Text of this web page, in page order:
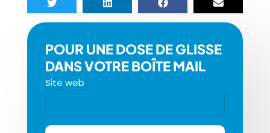
POUR UNE DOSE DE GLISSE
DANS VOTRE BOÎTE MAIL
Site web